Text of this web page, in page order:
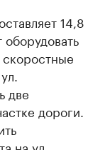
14,8
две
дороги.